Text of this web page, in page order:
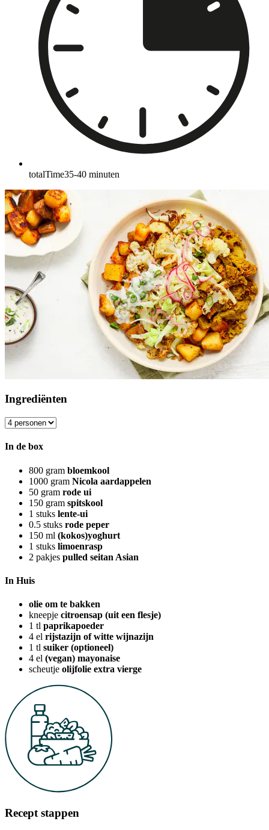
totalTime35-40 minuten
Ingrediënten
In de box
800 gram bloemkool
1000 gram Nicola aardappelen
50 gram rode ui
150 gram spitskool
1 stuks lente-ui
0.5 stuks rode peper
150 ml (kokos)yoghurt
1 stuks limoenrasp
2 pakjes pulled seitan Asian
In Huis
olie om te bakken
kneepje citroensap (uit een flesje)
1 tl paprikapoeder
4 el rijstazijn of witte wijnazijn
1 tl suiker (optioneel)
4 el (vegan) mayonaise
scheutje olijfolie extra vierge
Recept stappen